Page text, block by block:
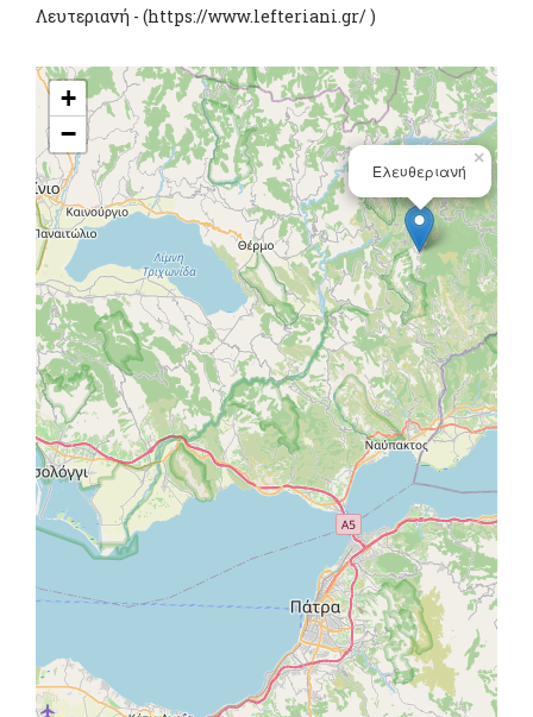
Λευτεριανή - (https://www.lefteriani.gr/ )
Ελευθεριανή
×
+
−